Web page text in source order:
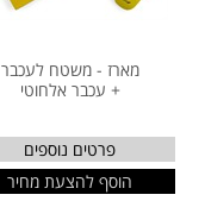
מארז - משטח לעכבר
+ עכבר אלחוטי
פרטים נוספים
הוסף להצעת מחיר